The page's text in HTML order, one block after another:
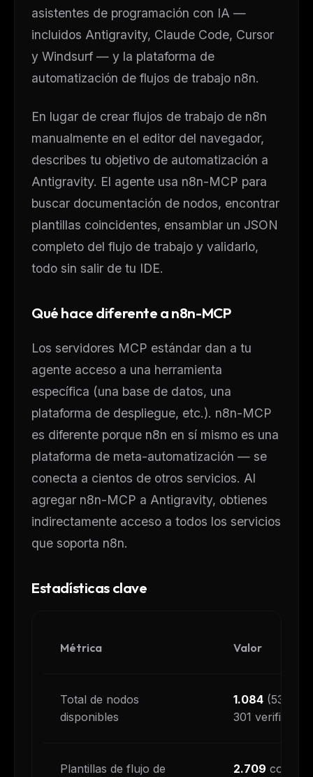
asistentes de programación con IA —
incluidos Antigravity, Claude Code, Cursor
y Windsurf — y la plataforma de
automatización de flujos de trabajo n8n.
En lugar de crear flujos de trabajo de n8n
manualmente en el editor del navegador,
describes tu objetivo de automatización a
Antigravity. El agente usa n8n-MCP para
buscar documentación de nodos, encontrar
plantillas coincidentes, ensamblar un JSON
completo del flujo de trabajo y validarlo,
todo sin salir de tu IDE.
Qué hace diferente a n8n-MCP
Los servidores MCP estándar dan a tu
agente acceso a una herramienta
específica (una base de datos, una
plataforma de despliegue, etc.). n8n-MCP
es diferente porque n8n en sí mismo es una
plataforma de meta-automatización — se
conecta a cientos de otros servicios. Al
agregar n8n-MCP a Antigravity, obtienes
indirectamente acceso a todos los servicios
que soporta n8n.
Estadísticas clave
Métrica Valor
Total de nodos
disponibles
1.084 (537
301
Plantillas de flujo de 2.709 con